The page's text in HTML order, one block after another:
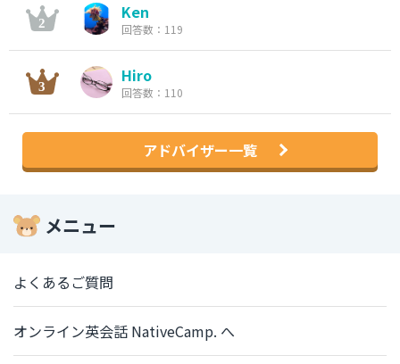
Ken
回答数：119
Hiro
回答数：110
アドバイザー一覧
メニュー
よくあるご質問
オンライン英会話 NativeCamp. へ